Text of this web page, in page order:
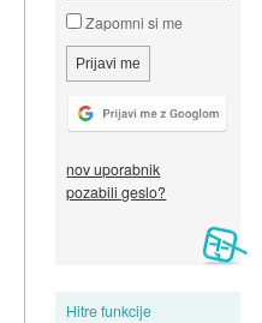
Zapomni si me
nov uporabnik
pozabili geslo?
Hitre funkcije